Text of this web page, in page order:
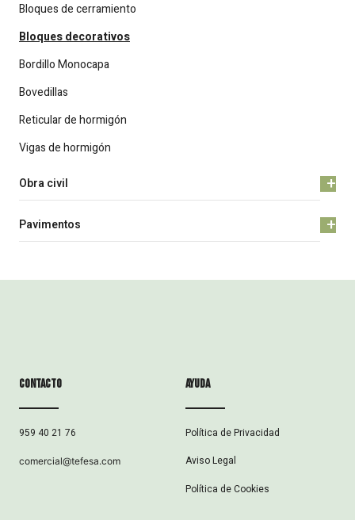
Bloques de cerramiento
Bloques decorativos
Bordillo Monocapa
Bovedillas
Reticular de hormigón
Vigas de hormigón
Obra civil +
Pavimentos +
Contacto
959 40 21 76
comercial@tefesa.com
ayuda
Política de Privacidad
Aviso Legal
Política de Cookies